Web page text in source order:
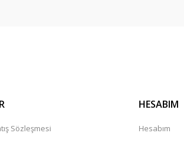
Sözleşmesi
HESABIM
Hesabım